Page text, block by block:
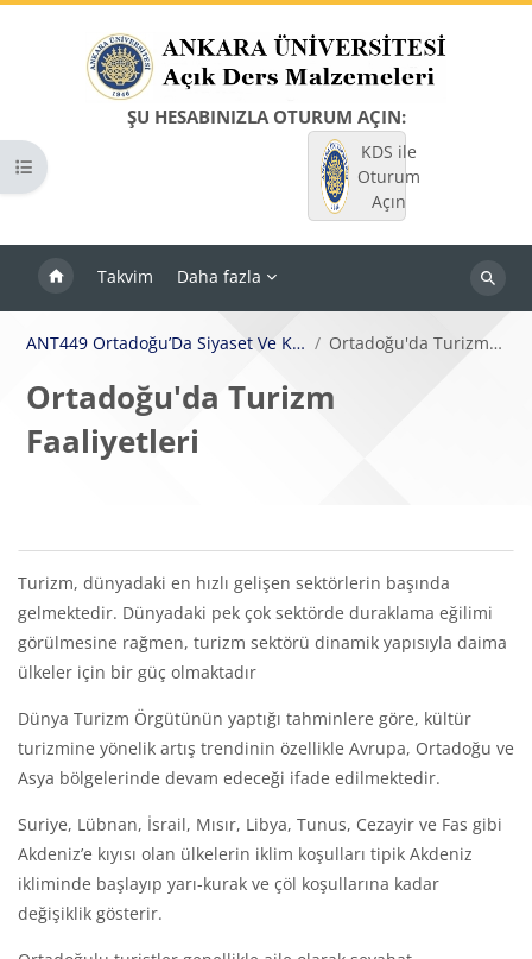
ŞU HESABINIZLA OTURUM AÇIN:
KDS ile
Oturum
Açın
Takvim Daha fazla
Dersleri
Kurs dizinini aç
ANT449 Ortadoğu’Da Siyaset Ve Kültürel Çeşitlilik Ortadoğu'da Turizm Faaliyetleri
Ortadoğu'da Turizm
Faaliyetleri
Bloklar
Bölüm anahatları
Turizm, dünyadaki en hızlı gelişen sektörlerin başında
gelmektedir. Dünyadaki pek çok sektörde duraklama eğilimi
görülmesine rağmen, turizm sektörü dinamik yapısıyla daima
ülkeler için bir güç olmaktadır
Dünya Turizm Örgütünün yaptığı tahminlere göre, kültür
turizmine yönelik artış trendinin özellikle Avrupa, Ortadoğu ve
Asya bölgelerinde devam edeceği ifade edilmektedir.
Suriye, Lübnan, İsrail, Mısır, Libya, Tunus, Cezayir ve Fas gibi
Akdeniz’e kıyısı olan ülkelerin iklim koşulları tipik Akdeniz
ikliminde başlayıp yarı-kurak ve çöl koşullarına kadar
değişiklik gösterir.